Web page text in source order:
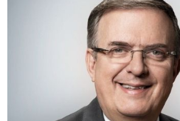
Especificaciones:
HSS, CON
CARBURO, RIMAS,
BROCAS, LIMAS, ETC
Aplicar al Requerimiento